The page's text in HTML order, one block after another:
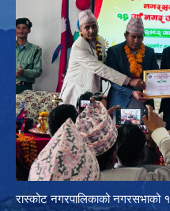
रास्कोट नगरपालिकाको